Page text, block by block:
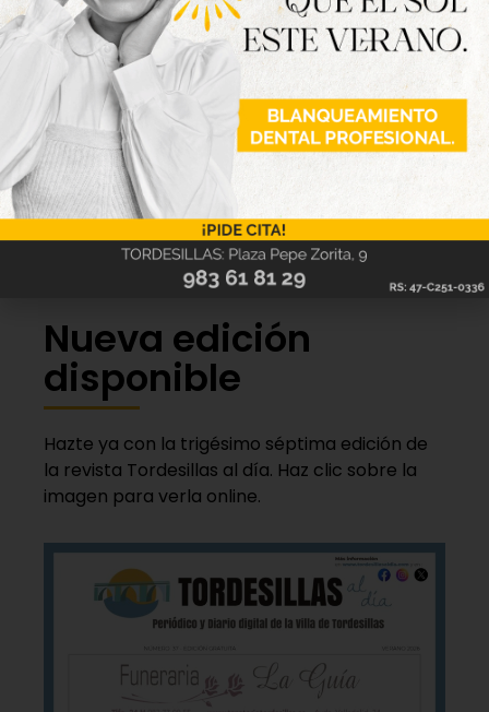
Nueva edición
disponible
Hazte ya con la trigésimo séptima edición de
la revista Tordesillas al día. Haz clic sobre la
imagen para verla online.